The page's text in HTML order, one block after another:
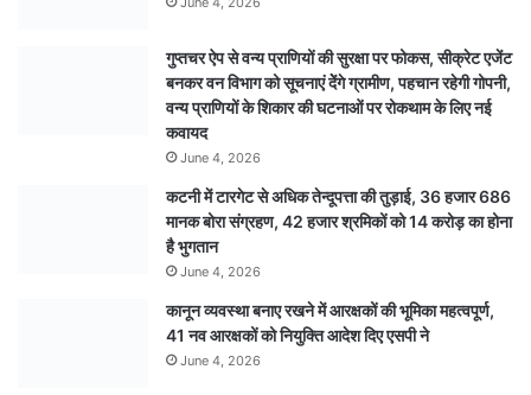
गुप्तचर ऐप से वन्य प्राणियों की सुरक्षा पर फोकस, सीक्रेट एजेंट
बनकर वन विभाग को सूचनाएं देेंगे ग्रामीण, पहचान रहेगी गोपनी,
वन्य प्राणियों के शिकार की घटनाओं पर रोकथाम के लिए नई
कवायद
June 4, 2026
कटनी में टारगेट से अधिक तेन्दूपत्ता की तुड़ाई, 36 हजार 686
मानक बोरा संग्रहण, 42 हजार श्रमिकों को 14 करोड़ का होना
है भुगतान
June 4, 2026
कानून व्यवस्था बनाए रखने में आरक्षकों की भूमिका महत्वपूर्ण,
41 नव आरक्षकों को नियुक्ति आदेश दिए एसपी ने
June 4, 2026